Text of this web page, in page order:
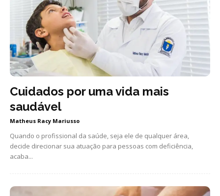
Cuidados por uma vida mais
saudável
Matheus Racy Mariusso
Quando o profissional da saúde, seja ele de qualquer área,
decide direcionar sua atuação para pessoas com deficiência,
acaba...